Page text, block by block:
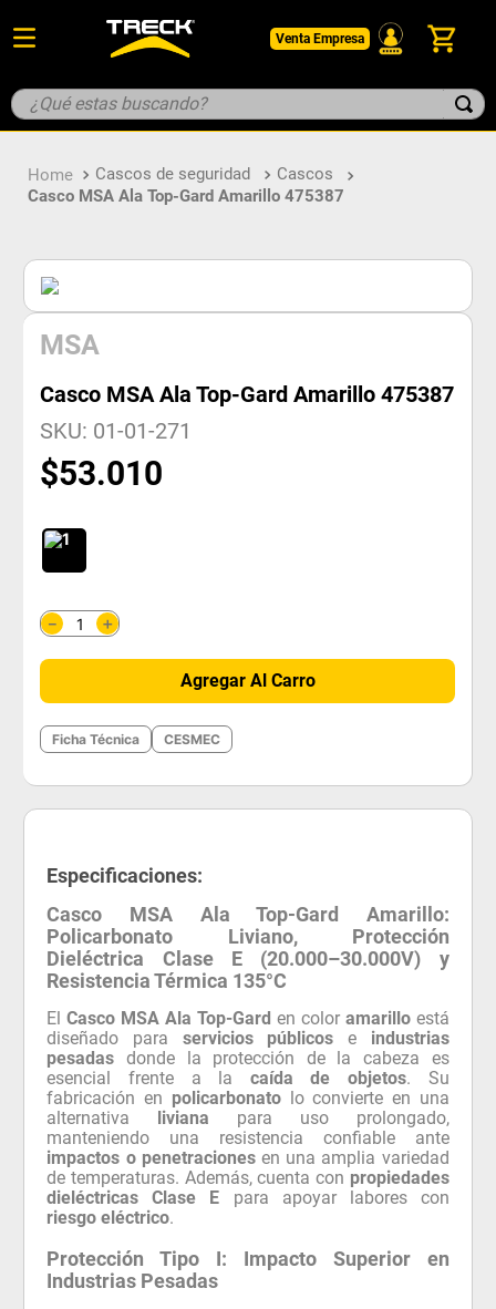
Venta Empresa
¿Qué estas buscando?
Cascos de seguridad
Cascos
Casco MSA Ala Top-Gard Amarillo 475387
MSA
Casco MSA Ala Top-Gard Amarillo 475387
SKU: 01-01-271
$53.010
＋
－
Agregar Al Carro
Ficha Técnica CESMEC
Especificaciones:
Casco MSA Ala Top-Gard Amarillo:
Policarbonato Liviano, Protección
Dieléctrica Clase E (20.000–30.000V) y
Resistencia Térmica 135°C
ElCasco MSA Ala Top-Gard en color amarilloestá
diseñado para servicios públicos e industrias
pesadas donde la protección de la cabeza es
esencial frente a la caída de objetos. Su
fabricación en policarbonatolo convierte en una
alternativa liviana para uso prolongado,
manteniendo una resistencia confiable ante
impactos o penetracionesen una amplia variedad
de temperaturas. Además, cuenta con propiedades
dieléctricas Clase E para apoyar labores con
riesgo eléctrico.
Protección Tipo I: Impacto Superior en
Industrias Pesadas
1. botin